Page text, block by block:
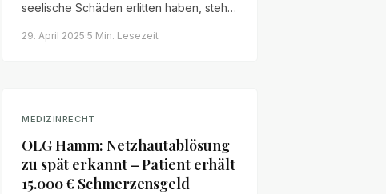
seelische Schäden erlitten haben, steht
zu. Wir erläutern
29. April 2025·5 Min. Lesezeit
MEDIZINRECHT
OLG Hamm: Netzhautablösung
zu spät erkannt – Patient erhält
15.000 € Schmerzensgeld